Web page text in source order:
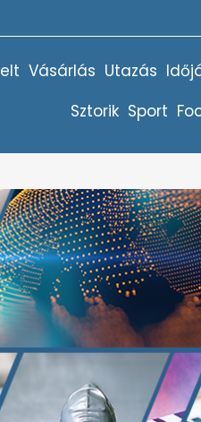
Vásárlás Utazás
Sztorik Sport